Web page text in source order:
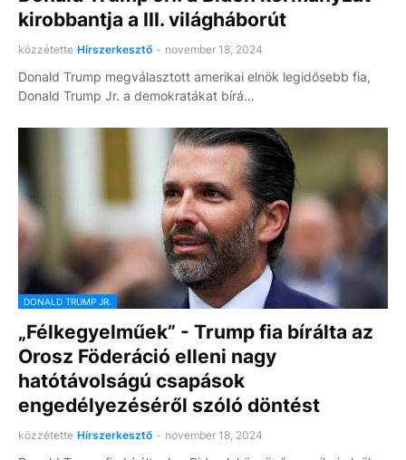
kirobbantja a III. világháborút
közzétette Hírszerkesztő - november 18, 2024
Donald Trump megválasztott amerikai elnök legidősebb fia,
Donald Trump Jr. a demokratákat bírá…
DONALD TRUMP JR.
„Félkegyelműek” - Trump fia bírálta az
Orosz Föderáció elleni nagy
hatótávolságú csapások
engedélyezéséről szóló döntést
közzétette Hírszerkesztő - november 18, 2024